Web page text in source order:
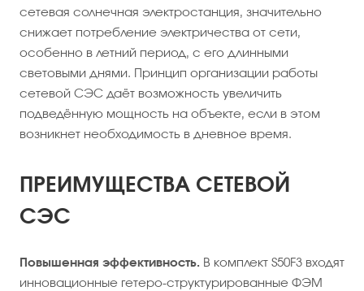
сетевая солнечная электростанция, значительно
снижает потребление электричества от сети,
особенно в летний период, с его длинными
световыми днями. Принцип организации работы
сетевой СЭС даёт возможность увеличить
подведённую мощность на объекте, если в этом
возникнет необходимость в дневное время.
ПРЕИМУЩЕСТВА СЕТЕВОЙ
СЭС
Повышенная эффективность. В комплект S50F3 входят
инновационные гетеро-структурированные ФЭМ